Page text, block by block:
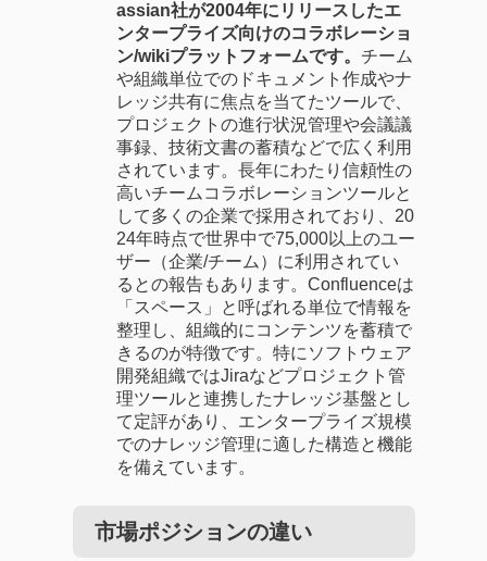
assian社が2004年にリリースしたエ
ンタープライズ向けのコラボレーショ
ン/wikiプラットフォームです。 チーム
や組織単位でのドキュメント作成やナ
レッジ共有に焦点を当てたツールで、
プロジェクトの進行状況管理や会議議
事録、技術文書の蓄積などで広く利用
されています。長年にわたり信頼性の
高いチームコラボレーションツールと
して多くの企業で採用されており、20
24年時点で世界中で75,000以上のユー
ザー（企業/チーム）に利用されてい
るとの報告もあります。Confluenceは
「スペース」と呼ばれる単位で情報を
整理し、組織的にコンテンツを蓄積で
きるのが特徴です。特にソフトウェア
開発組織ではJiraなどプロジェクト管
理ツールと連携したナレッジ基盤とし
て定評があり、エンタープライズ規模
でのナレッジ管理に適した構造と機能
を備えています。
市場ポジションの違い